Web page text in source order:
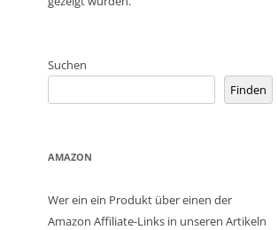
Suchen
Finden
AMAZON
Wer ein ein Produkt über einen der
Amazon Affiliate-Links in unseren Artikeln